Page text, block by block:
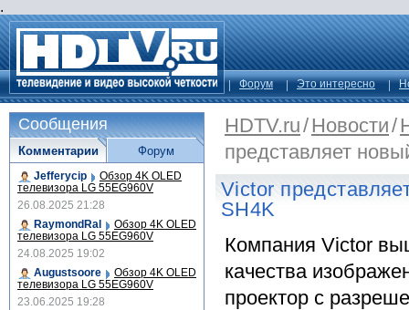
.
Форум Это интересно
HDTV.ru/Новости/
представляет
Victor
SH4K
Компания Victor
качества
проектор с
Сообщения
Комментарии
Jefferycip Обзор 4K OLED
телевизора LG 55EG960V
26.08.2025 21:28
RaymondRal
Обзор 4K OLED
телевизора LG 55EG960V
24.08.2025 19:02
Augustsoore
Обзор 4K OLED
телевизора LG 55EG960V
23.06.2025 19:28
Форум